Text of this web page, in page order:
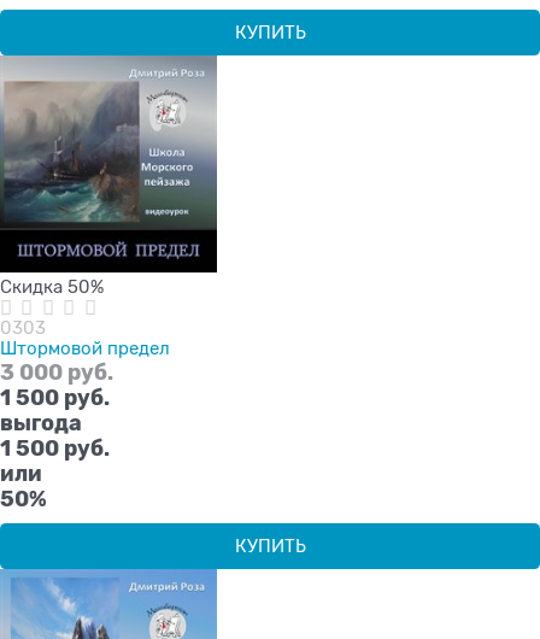
КУПИТЬ
Скидка 50%
0303
Штормовой предел
3 000 руб.
1 500 руб.
выгода
1 500 руб.
или
50%
КУПИТЬ